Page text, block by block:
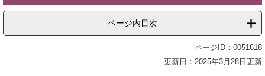
ページ内目次
ページID：0051618
更新日：2025年3月28日更新